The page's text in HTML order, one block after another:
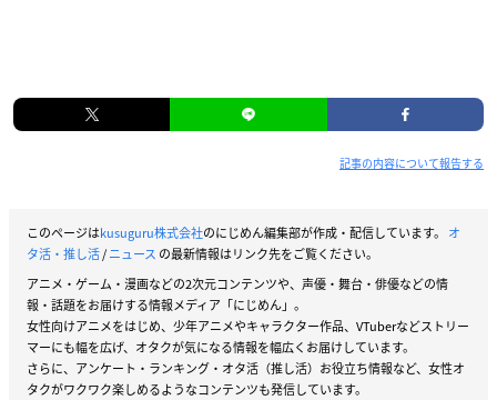
記事の内容について報告する
このページはkusuguru株式会社のにじめん編集部が作成・配信しています。 オ
タ活・推し活/ニュース の最新情報はリンク先をご覧ください。
アニメ・ゲーム・漫画などの2次元コンテンツや、声優・舞台・俳優などの情
報・話題をお届けする情報メディア「にじめん」。
女性向けアニメをはじめ、少年アニメやキャラクター作品、VTuberなどストリー
マーにも幅を広げ、オタクが気になる情報を幅広くお届けしています。
さらに、アンケート・ランキング・オタ活（推し活）お役立ち情報など、女性オ
タクがワクワク楽しめるようなコンテンツも発信しています。